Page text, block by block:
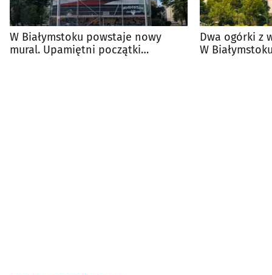
W Białymstoku powstaje nowy
mural. Upamiętni początki
Dwa ogórki z
W